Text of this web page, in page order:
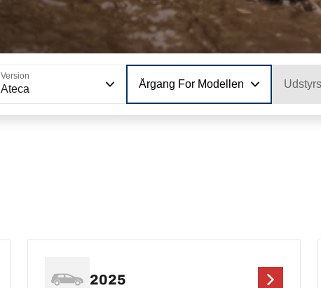
Version
Ateca Årgang For Modellen
2025